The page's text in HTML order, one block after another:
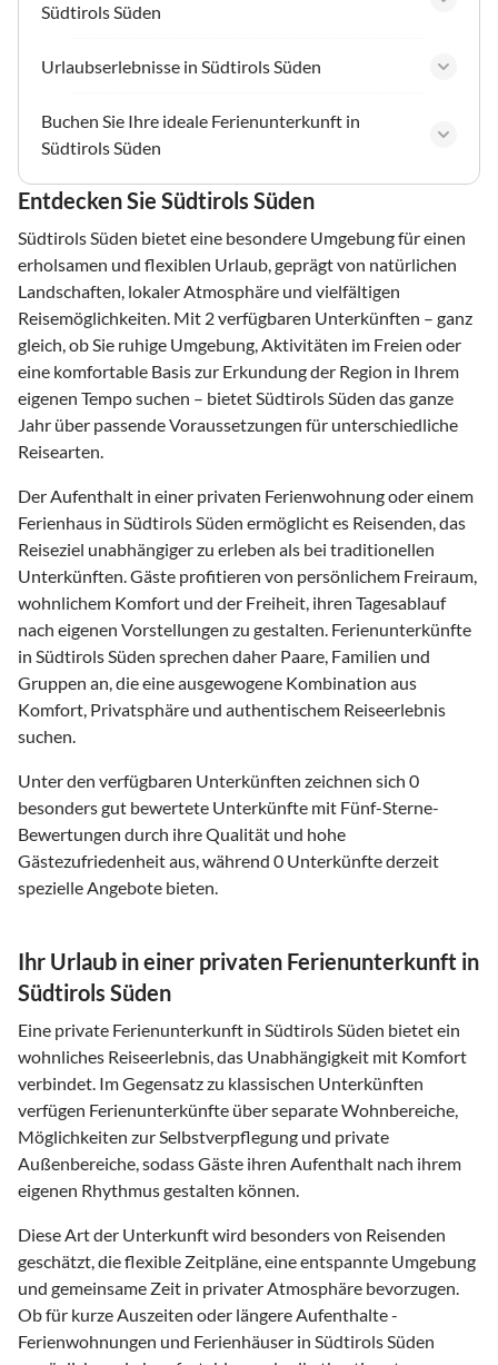
Südtirols Süden
Urlaubserlebnisse in Südtirols Süden
Buchen Sie Ihre ideale Ferienunterkunft in
Südtirols Süden
Entdecken Sie Südtirols Süden
Südtirols Süden bietet eine besondere Umgebung für einen
erholsamen und flexiblen Urlaub, geprägt von natürlichen
Landschaften, lokaler Atmosphäre und vielfältigen
Reisemöglichkeiten. Mit 2 verfügbaren Unterkünften – ganz
gleich, ob Sie ruhige Umgebung, Aktivitäten im Freien oder
eine komfortable Basis zur Erkundung der Region in Ihrem
eigenen Tempo suchen – bietet Südtirols Süden das ganze
Jahr über passende Voraussetzungen für unterschiedliche
Reisearten.
Der Aufenthalt in einer privaten Ferienwohnung oder einem
Ferienhaus in Südtirols Süden ermöglicht es Reisenden, das
Reiseziel unabhängiger zu erleben als bei traditionellen
Unterkünften. Gäste profitieren von persönlichem Freiraum,
wohnlichem Komfort und der Freiheit, ihren Tagesablauf
nach eigenen Vorstellungen zu gestalten. Ferienunterkünfte
in Südtirols Süden sprechen daher Paare, Familien und
Gruppen an, die eine ausgewogene Kombination aus
Komfort, Privatsphäre und authentischem Reiseerlebnis
suchen.
Unter den verfügbaren Unterkünften zeichnen sich 0
besonders gut bewertete Unterkünfte mit Fünf-Sterne-
Bewertungen durch ihre Qualität und hohe
Gästezufriedenheit aus, während 0 Unterkünfte derzeit
spezielle Angebote bieten.
Ihr Urlaub in einer privaten Ferienunterkunft in
Südtirols Süden
Eine private Ferienunterkunft in Südtirols Süden bietet ein
wohnliches Reiseerlebnis, das Unabhängigkeit mit Komfort
verbindet. Im Gegensatz zu klassischen Unterkünften
verfügen Ferienunterkünfte über separate Wohnbereiche,
Möglichkeiten zur Selbstverpflegung und private
Außenbereiche, sodass Gäste ihren Aufenthalt nach ihrem
eigenen Rhythmus gestalten können.
Diese Art der Unterkunft wird besonders von Reisenden
geschätzt, die flexible Zeitpläne, eine entspannte Umgebung
und gemeinsame Zeit in privater Atmosphäre bevorzugen.
Ob für kurze Auszeiten oder längere Aufenthalte -
Ferienwohnungen und Ferienhäuser in Südtirols Süden